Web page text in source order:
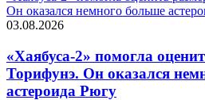
Он оказался немного больше
03.08.2026
«Хаябуса-2» помогла
Торифунэ. Он оказался
астероида Рюгу